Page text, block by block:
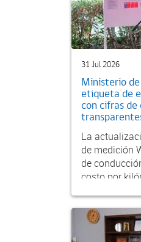
31 Jul 2026
Ministerio
etiqueta de
con cifras
La
de medición
de
costo por